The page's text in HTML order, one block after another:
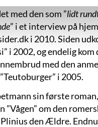
med den som ”lidt
” i et interview på
i 2010. Siden
i 2002, og endelig kom
med den
i 2005.
sin første
”Vågen” om den
den Ældre. Endnu